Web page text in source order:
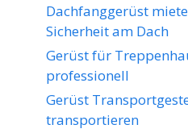
Dachfanggerüst
Sicherheit am Dach
Gerüst für
professionell
Gerüst
transportieren